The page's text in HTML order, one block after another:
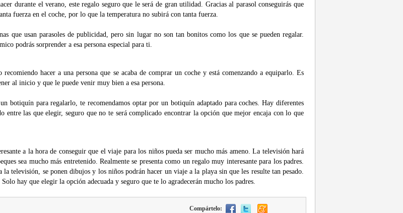
durante el verano, este regalo seguro que le será de gran utilidad. Gracias al parasol conseguirás que
fuerza en el coche, por lo que la temperatura no subirá con tanta fuerza.
que usan parasoles de publicidad, pero sin lugar no son tan bonitos como los que se pueden regalar.
podrás sorprender a esa persona especial para ti.
hacer a una persona que se acaba de comprar un coche y está comenzando a equiparlo. Es
al inicio y que le puede venir muy bien a esa persona.
botiquín para regalarlo, te recomendamos optar por un botiquín adaptado para coches. Hay diferentes
entre las que elegir, seguro que no te será complicado encontrar la opción que mejor encaja con lo que
a la hora de conseguir que el viaje para los niños pueda ser mucho más ameno. La televisión hará
sea mucho más entretenido. Realmente se presenta como un regalo muy interesante para los padres.
la televisión, se ponen dibujos y los niños podrán hacer un viaje a la playa sin que les resulte tan pesado.
hay que elegir la opción adecuada y seguro que te lo agradecerán mucho los padres.
Compártelo: